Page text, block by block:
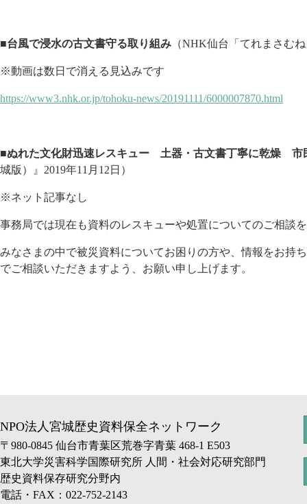
■台風で浸水の古文書守る取り組み （NHK仙台「てれまさむ
※動画は数日で消える見込みです
https://www3.nhk.or.jp/tohoku-news/20191111/6000007870.html
■ぬれた文化財迅速レスキュー 土器・古文書丁寧に乾燥 市
城版）』2019年11月12日）
※ネット記事なし
事務局では現在も資料のレスキューや処置についてのご相談
みなさまの中で被災資料についてお困りの方や、情報をお持
でご相談いただきますよう、お願い申し上げます。
NPO法人宮城歴史資料保全ネットワーク
〒980-0845 仙台市青葉区荒巻字青葉 468-1 E503
東北大学災害科学国際研究所 人間・社会対応研究部門
歴史資料保存研究分野内
電話・FAX：022-752-2143